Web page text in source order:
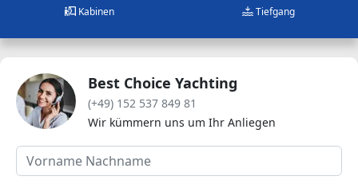
Kabinen Tiefgang
Best Choice Yachting
(+49) 152 537 849 81
Wir kümmern uns um Ihr Anliegen